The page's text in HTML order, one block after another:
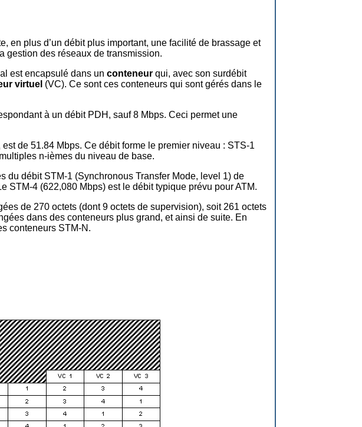
en plus d’un débit plus important, une facilité de brassage et
gestion des réseaux de transmission.
est encapsulé dans un conteneurqui, avec son surdébit
virtuel (VC). Ce sont ces conteneurs qui sont gérés dans le
à un débit PDH, sauf 8 Mbps. Ceci permet une
de 51.84 Mbps. Ce débit forme le premier niveau : STS-1
n-ièmes du niveau de base.
du débit STM-1 (Synchronous Transfer Mode, level 1) de
STM-4 (622,080 Mbps) est le débit typique prévu pour ATM.
de 270 octets (dont 9 octets de supervision), soit 261 octets
dans des conteneurs plus grand, et ainsi de suite. En
conteneurs STM-N.